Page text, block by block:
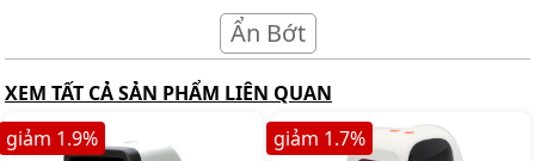
Ẩn Bớt
XEM TẤT CẢ SẢN PHẨM LIÊN QUAN
giảm 1.9% giảm 1.7%